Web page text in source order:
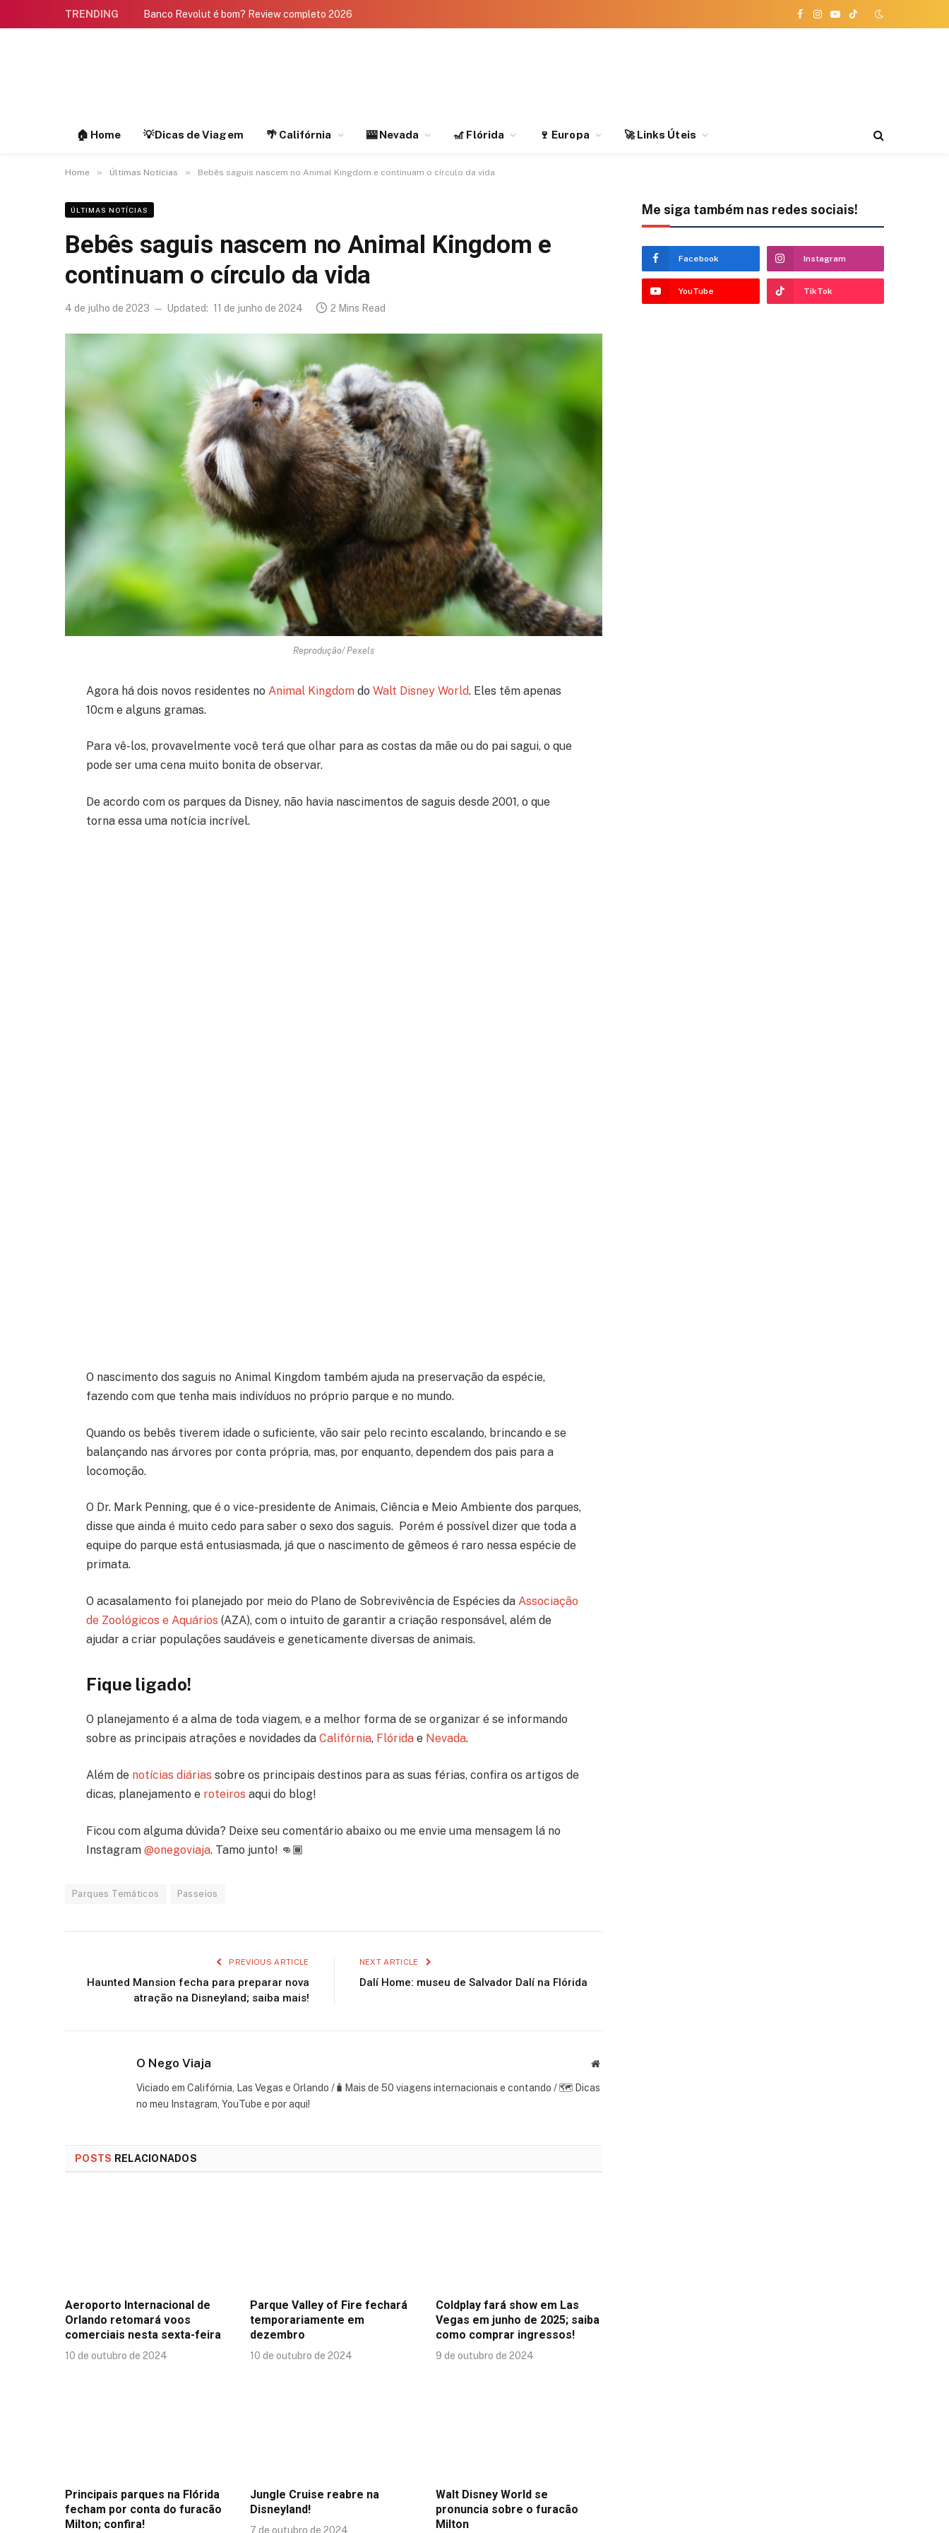
TRENDING Banco Revolut é bom? Review completo 2026
Facebook
Instagram
YouTubeTikTok
🏠 Home 💡Dicas de Viagem 🌴 Califórnia 🎰 Nevada 🎢 Flórida 🍷 Europa 🚀 Links Úteis
Home » Últimas Notícias » Bebês saguis nascem no Animal Kingdom e continuam o círculo da vida
ÚLTIMAS NOTÍCIAS
Bebês saguis nascem no Animal Kingdom e
continuam o círculo da vida
4 de julho de 2023 Updated: 11 de junho de 2024 2 Mins Read
Reprodução/ Pexels
Agora há dois novos residentes no Animal Kingdomdo Walt Disney World. Eles têm apenas
10cm e alguns gramas.
Para vê-los, provavelmente você terá que olhar para as costas da mãe ou do pai sagui, o que
pode ser uma cena muito bonita de observar.
De acordo com os parques da Disney, não havia nascimentos de saguis desde 2001, o que
torna essa uma notícia incrível.
O nascimento dos saguis no Animal Kingdom também ajuda na preservação da espécie,
fazendo com que tenha mais indivíduos no próprio parque e no mundo.
Quando os bebês tiverem idade o suficiente, vão sair pelo recinto escalando, brincando e se
balançando nas árvores por conta própria, mas, por enquanto, dependem dos pais para a
locomoção.
O Dr. Mark Penning, que é o vice-presidente de Animais, Ciência e Meio Ambiente dos parques,
disse que ainda é muito cedo para saber o sexo dos saguis. Porém é possível dizer que toda a
equipe do parque está entusiasmada, já que o nascimento de gêmeos é raro nessa espécie de
primata.
O acasalamento foi planejado por meio do Plano de Sobrevivência de Espécies da Associação
de Zoológicos e Aquários (AZA), com o intuito de garantir a criação responsável, além de
ajudar a criar populações saudáveis ​​e geneticamente diversas de animais.
Fique ligado!
O planejamento é a alma de toda viagem, e a melhor forma de se organizar é se informando
sobre as principais atrações e novidades da Califórnia, Flóridae Nevada.
Além de notícias diárias sobre os principais destinos para as suas férias, confira os artigos de
dicas, planejamento e roteiros aqui do blog!
Ficou com alguma dúvida? Deixe seu comentário abaixo ou me envie uma mensagem lá no
Instagram @onegoviaja. Tamo junto! 👊🏾
Parques Temáticos Passeios
PREVIOUS ARTICLE
Haunted Mansion fecha para preparar nova
atração na Disneyland; saiba mais!
NEXT ARTICLE
Dalí Home: museu de Salvador Dalí na Flórida
O Nego Viaja Website
Viciado em Califórnia, Las Vegas e Orlando /🧳Mais de 50 viagens internacionais e contando / 🗺 Dicas
no meu Instagram, YouTube e por aqui!
POSTS RELACIONADOS
Aeroporto Internacional de
Orlando retomará voos
comerciais nesta sexta-feira
10 de outubro de 2024
Parque Valley of Fire fechará
temporariamente em
dezembro
10 de outubro de 2024
Coldplay fará show em Las
Vegas em junho de 2025; saiba
como comprar ingressos!
9 de outubro de 2024
Principais parques na Flórida
fecham por conta do furacão
Milton; confira!
Jungle Cruise reabre na
Disneyland!
7 de outubro de 2024
Walt Disney World se
pronuncia sobre o furacão
Milton
Me siga também nas redes sociais!
Facebook Instagram
YouTube TikTok